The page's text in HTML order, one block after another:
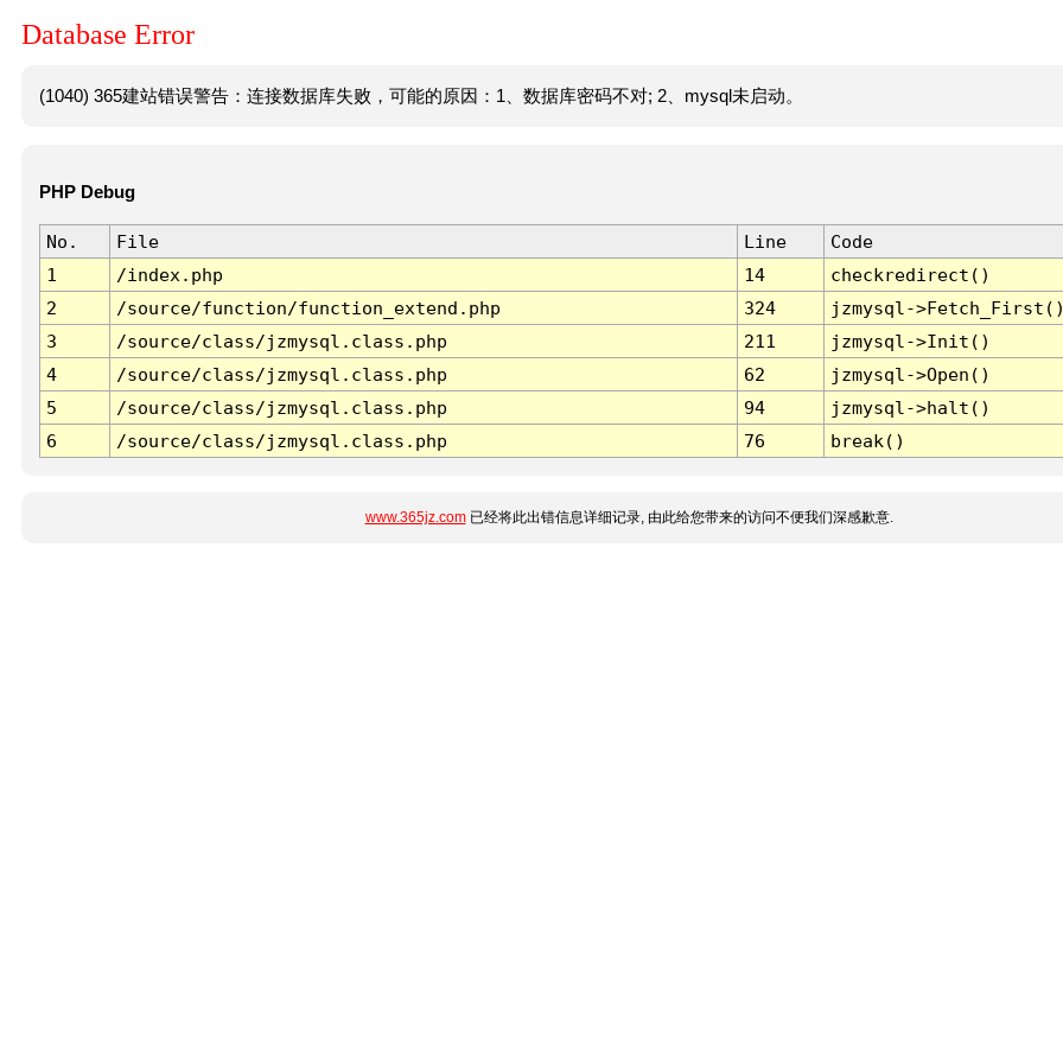
Database Error
(1040) 365建站错误警告：连接数据库失败，可能的原因：1、数据库密码不对; 2、mysql未启动。
PHP Debug
No. File Line
Code
1
/index.php 14
checkredirect()
2
/source/function/function_extend.php 324
jzmysql-
3
/source/class/jzmysql.class.php 211
jzmysql->Init()
4
/source/class/jzmysql.class.php 62
jzmysql->Open()
5
/source/class/jzmysql.class.php 94
jzmysql->halt()
6
/source/class/jzmysql.class.php 76 break()
www.365jz.com已经将此出错信息详细记录, 由此给您带来的访问不便我们深感歉意.